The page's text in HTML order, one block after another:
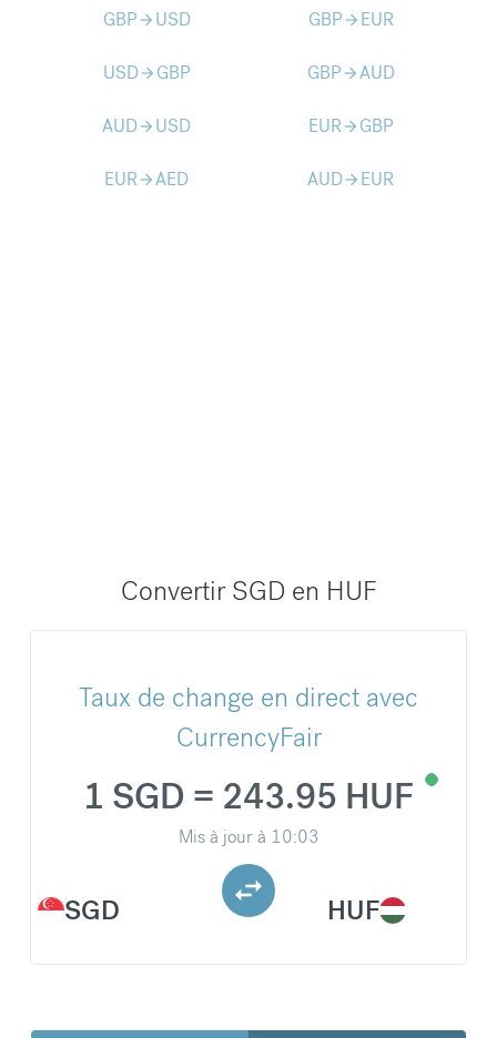
GBParrow_forward USD GBParrow_forward EUR
USDarrow_forward GBP GBParrow_forwardAUD
AUDarrow_forward USD EURarrow_forward GBP
EURarrow_forwardAED AUDarrow_forward EUR
Convertir SGD en HUF
Taux de change en direct avec
CurrencyFair
SGD
1 SGD = 243.95 HUF
Mis à jour à 10:03
HUF